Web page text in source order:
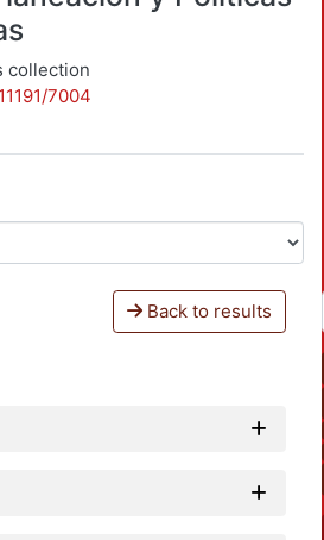
collection
7004
Back to results